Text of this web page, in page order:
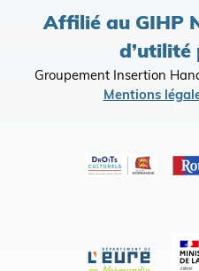
Affilié au GIHP
d’utilité
Groupement Insertion
Mentions